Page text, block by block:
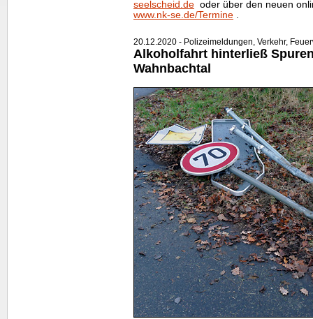
seelscheid.de oder über den neuen
www.nk-se.de/Termine .
20.12.2020 - Polizeimeldungen, Verkehr,
Alkoholfahrt hinterließ
Wahnbachtal